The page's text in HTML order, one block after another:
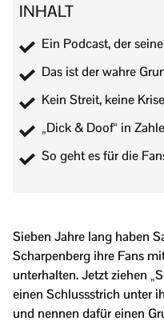
INHALT
Ein Podcast, der
Das ist der wahre
Kein Streit, keine
„Dick & Doof“ in
So geht es für die
Sieben Jahre lang haben
Scharpenberg ihre Fans
unterhalten. Jetzt ziehen
einen Schlussstrich unter
und nennen dafür einen